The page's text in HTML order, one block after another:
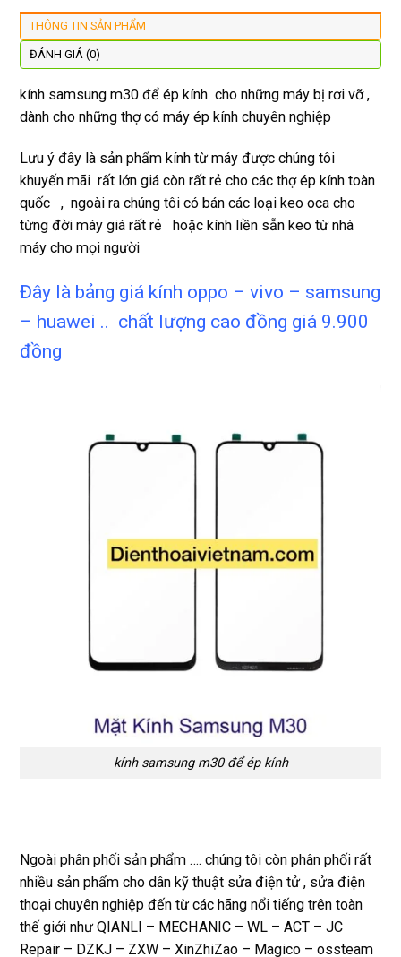
lại
xịn
miễn
Rất
tôt
tôi sẽ
đây
dùng
trâu
THÔNG TIN SẢN PHẨM
ĐÁNH GIÁ (0)
kính samsung m30 để ép kính cho những máy bị rơi vỡ ,
dành cho những thợ có máy ép kính chuyên nghiệp
Lưu ý đây là sản phẩm kính từ máy được chúng tôi
khuyến mãi rất lớn giá còn rất rẻ cho các thợ ép kính toàn
quốc , ngoài ra chúng tôi có bán các loại keo oca cho
từng đời máy giá rất rẻ hoặc kính liền sẵn keo từ nhà
máy cho mọi người
Đây là bảng giá kính oppo – vivo – samsung
– huawei .. chất lượng cao đồng giá 9.900
đồng
kính samsung m30 để ép kính
Ngoài phân phối sản phẩm …. chúng tôi còn phân phối rất
nhiều sản phẩm cho dân kỹ thuật sửa điện tử , sửa điện
thoại chuyên nghiệp đến từ các hãng nổi tiếng trên toàn
thế giới như QIANLI – MECHANIC – WL – ACT – JC
Repair – DZKJ – ZXW – XinZhiZao – Magico – ossteam